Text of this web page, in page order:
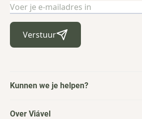
E-mailadres
Verstuur
Kunnen we je helpen?
Over Viável